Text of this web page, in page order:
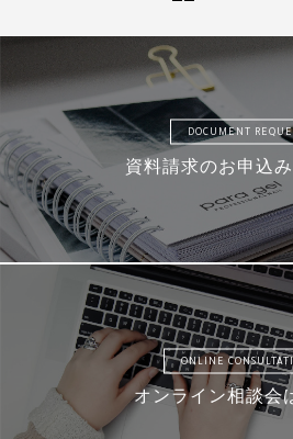
DOCUMENT
資料請求のお申込
ONLINE
オンライン相談会